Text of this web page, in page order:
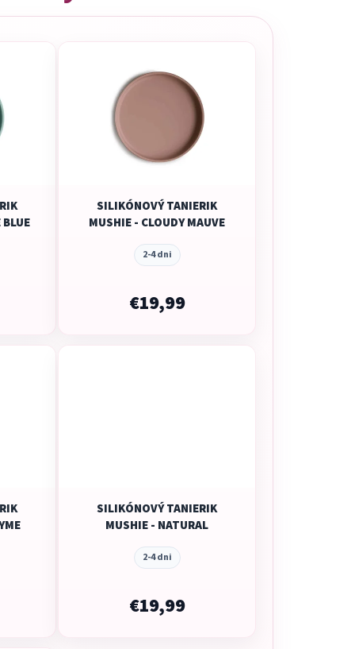
SILIKÓNOVÝ TANIERIK
MUSHIE - CLOUDY MAUVE
2-4 dni
€19,99
SILIKÓNOVÝ TANIERIK
MUSHIE - NATURAL
2-4 dni
€19,99